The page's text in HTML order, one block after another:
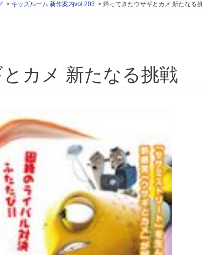
キッズルーム 新作案内vol.203 帰ってきたウサギとカメ 新たなる
とカメ 新たなる挑戦